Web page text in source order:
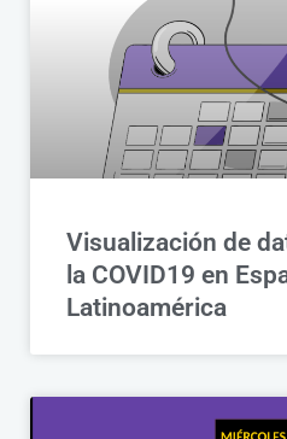
Visualización de
la COVID19 en
Latinoamérica